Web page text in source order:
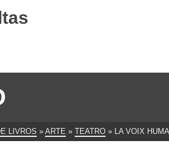
LIVROS » ARTE » TEATRO » LA VOIX